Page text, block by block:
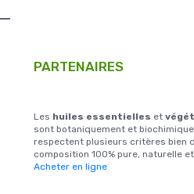
PARTENAIRES
Les huiles essentielles et
sont botaniquement et
respectent plusieurs critères bien
composition 100% pure, naturelle
Acheter en ligne